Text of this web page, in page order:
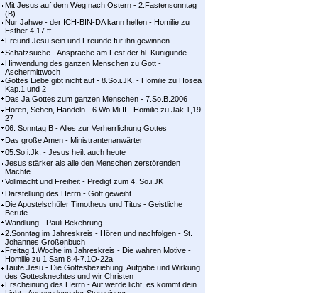
Mit Jesus auf dem Weg nach Ostern - 2.Fastensonntag
(B)
Nur Jahwe - der ICH-BIN-DA kann helfen - Homilie zu
Esther 4,17 ff.
Freund Jesu sein und Freunde für ihn gewinnen
Schatzsuche - Ansprache am Fest der hl. Kunigunde
Hinwendung des ganzen Menschen zu Gott -
Aschermittwoch
Gottes Liebe gibt nicht auf - 8.So.i.JK. - Homilie zu Hosea
Kap.1 und 2
Das Ja Gottes zum ganzen Menschen - 7.So.B.2006
Hören, Sehen, Handeln - 6.Wo.Mi.II - Homilie zu Jak 1,19-
27
06. Sonntag B - Alles zur Verherrlichung Gottes
Das große Amen - Ministrantenanwärter
05.So.i.Jk. - Jesus heilt auch heute
Jesus stärker als alle den Menschen zerstörenden
Mächte
Vollmacht und Freiheit - Predigt zum 4. So.i.JK
Darstellung des Herrn - Gott geweiht
Die Apostelschüler Timotheus und Titus - Geistliche
Berufe
Wandlung - Pauli Bekehrung
2.Sonntag im Jahreskreis - Hören und nachfolgen - St.
Johannes Großenbuch
Freitag 1.Woche im Jahreskreis - Die wahren Motive -
Homilie zu 1 Sam 8,4-7.1O-22a
Taufe Jesu - Die Gottesbeziehung, Aufgabe und Wirkung
des Gottesknechtes und wir Christen
Erscheinung des Herrn - Auf werde licht, es kommt dein